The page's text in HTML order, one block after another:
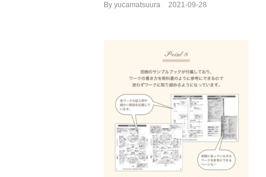
By yucamatsuura 2021-09-28